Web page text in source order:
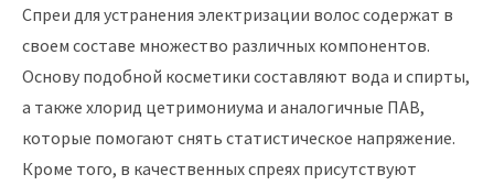
Спреи для устранения электризации волос содержат в
своем составе множество различных компонентов.
Основу подобной косметики составляют вода и спирты,
а также хлорид цетримониума и аналогичные ПАВ,
которые помогают снять статистическое напряжение.
Кроме того, в качественных спреях присутствуют